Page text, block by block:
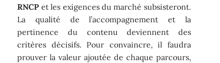
RNCP et les exigences du marché subsisteront.
La qualité de l’accompagnement et la
pertinence du contenu deviennent des
critères décisifs. Pour convaincre, il faudra
prouver la valeur ajoutée de chaque parcours,